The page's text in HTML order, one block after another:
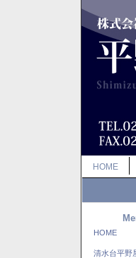
HOME
HOME
清水台平野